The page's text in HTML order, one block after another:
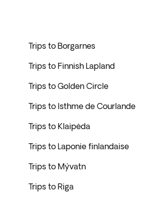
Trips to Borgarnes
Trips to Finnish Lapland
Trips to Golden Circle
Trips to Isthme de Courlande
Trips to Klaipėda
Trips to Laponie finlandaise
Trips to Mývatn
Trips to Riga